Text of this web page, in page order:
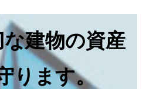
建物の資産
ります。